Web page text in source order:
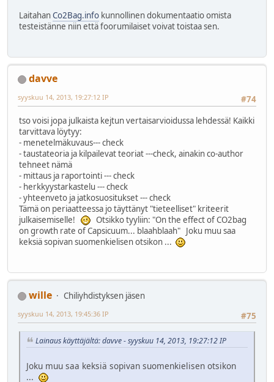
LaitahanCo2Bag.info kunnollinen dokumentaatio omista
testeistänne niin että foorumilaiset voivat toistaa sen.
davve
#74
syyskuu 14, 2013, 19:27:12 IP
tso voisi jopa julkaista kejtun vertaisarvioidussa lehdessä! Kaikki
tarvittava löytyy:
- menetelmäkuvaus--- check
- taustateoria ja kilpailevat teoriat ---check, ainakin co-author
tehneet nämä
- mittaus ja raportointi --- check
- herkkyystarkastelu --- check
- yhteenveto ja jatkosuositukset --- check
Tämä on periaatteessa jo täyttänyt "tieteelliset" kriteerit
julkaisemiselle!
Otsikko tyyliin: "On the effect of CO2bag
on growth rate of Capsicuum... blaahblaah" Joku muu saa
keksiä sopivan suomenkielisen otsikon ...
wille
Chiliyhdistyksen jäsen
#75
syyskuu 14, 2013, 19:45:36 IP
Lainaus käyttäjältä: davve - syyskuu 14, 2013, 19:27:12 IP
Joku muu saa keksiä sopivan suomenkielisen otsikon
...